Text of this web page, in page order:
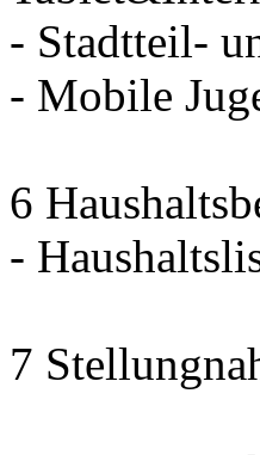
- Stadtteil-
- Mobile
6
-
7